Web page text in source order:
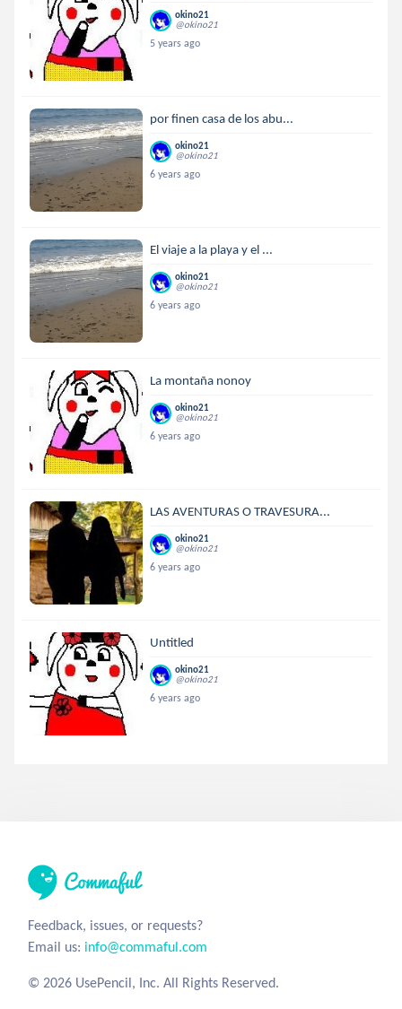
okino21
@okino21
5 years ago
por finen casa de los abu...
okino21
@okino21
6 years ago
El viaje a la playa y el ...
okino21
@okino21
6 years ago
La montaña nonoy
okino21
@okino21
6 years ago
LAS AVENTURAS O TRAVESURA...
okino21
@okino21
6 years ago
Untitled
okino21
@okino21
6 years ago
Feedback, issues, or requests?
Email us: info@commaful.com
© 2026 UsePencil, Inc. All Rights Reserved.